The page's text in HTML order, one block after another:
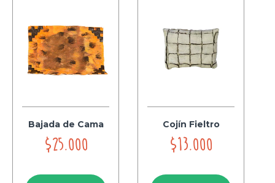
Bajada de Cama
$25.000
Cojín Fieltro
$13.000